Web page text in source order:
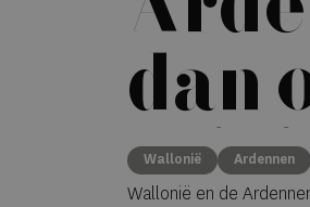
dan
Wallonië Ardennen
Wallonië en de